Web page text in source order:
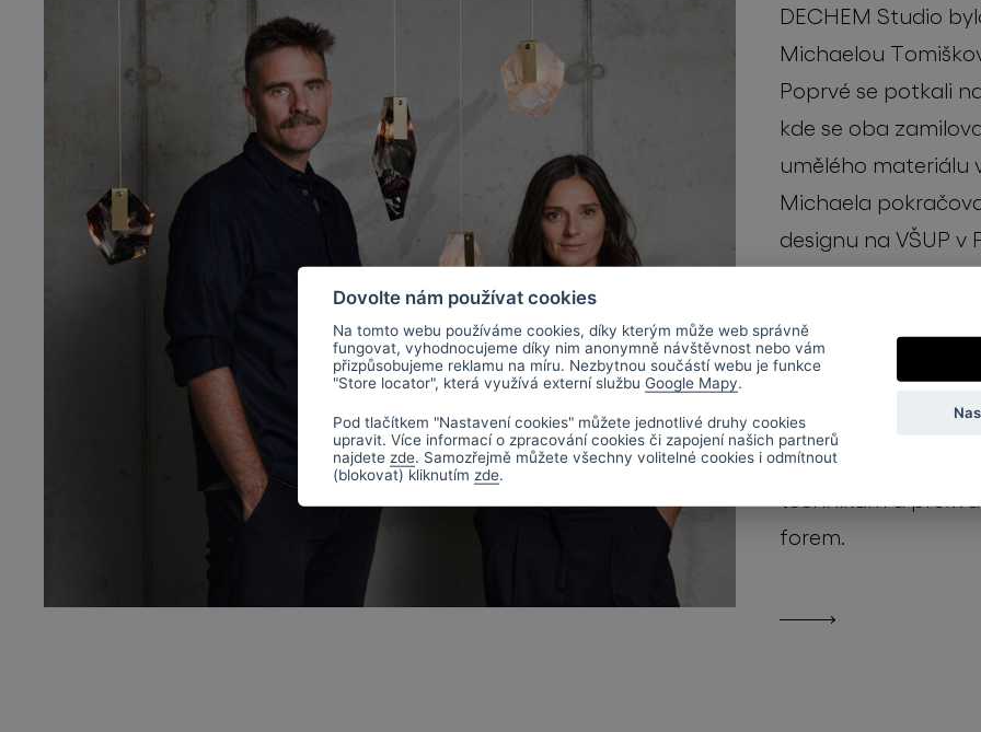
DECHEM Studio
Michaelou
Poprvé se potkali
kde se oba
umělého materiálu
Michaela
designu na VŠUP
několik
pokračoval ve
oboru osvětlení,
výroby. Od té
zaměřuje na
pozornost sklu,
technikám a
forem.
Dovolte nám používat cookies
Na tomto webu používáme cookies, díky kterým může web správně
fungovat, vyhodnocujeme díky nim anonymně návštěvnost nebo vám
přizpůsobujeme reklamu na míru. Nezbytnou součástí webu je funkce
"Store locator", která využívá externí službu Google Mapy.
Pod tlačítkem "Nastavení cookies" můžete jednotlivé druhy cookies
upravit. Více informací o zpracování cookies či zapojení našich partnerů
najdete zde. Samozřejmě můžete všechny volitelné cookies i odmítnout
(blokovat) kliknutím zde.